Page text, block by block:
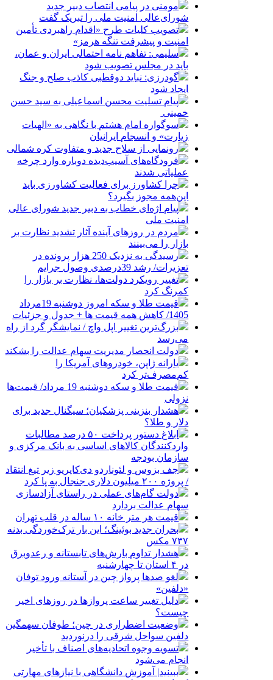
مومنی در پیامی انتصاب دبیر جدید
شورای‌عالی امنیت ملی را تبریک گفت
تصویب کلیات طرح «اقدام راهبردی تأمین
امنیت و پیشرفت تنگه هرمز»
سلیمی: تفاهم نامه احتمالی ایران و عمان،
باید در مجلس تصویب شود
گودرزی: نباید دوقطبی کاذب صلح و جنگ
ایجاد شود
پیام تسلیت محسن اسماعیلی به سید حسن
خمینی
سوگواره امام هشتم با نگاهی به «الهیات
زیارت» و انسجام ایرانیان
رونمایی از سلاح جدید و متفاوت کره شمالی
فرودگاه‌های آسیب‌دیده دوباره وارد چرخه
عملیاتی شدند
چرا کشاورز برای فعالیت کشاورزی باید
این‌همه مجوز بگیرد؟
پیام اژه‌ای خطاب به دبیر جدید شورای عالی
امنیت ملی
مردم در روزهای آینده آثار تشدید نظارت بر
بازار را می‌بینند
رسیدگی به نزدیک 250 هزار پرونده در
تعزیرات/ رشد 39درصدی وصول جرایم
تغییر رویکرد دولت‌ها، نظارت بر بازار را
کمرنگ کرد
قیمت طلا و سکه امروز دوشنبه 19مرداد
1405/ کاهش همه قیمت ها + جدول و جزئیات
بزرگ‌ترین تغییر اپل واچ / نمایشگر گرد از راه
می‌رسد
دولت انحصار مدیریت سهام عدالت را بشکند
یارانه ژاپن، خودروهای آمریکا را
کم‌مصرف‌تر کرد
قیمت طلا و سکه دوشنبه 19 مرداد/ قیمت‌ها
نزولی
هشدار بنزینی پزشکیان؛ سیگنال جدید برای
دلار و طلا؟
ابلاغ دستور پرداخت ۵۰ درصد مطالبات
واردکنندگان کالاهای اساسی به بانک مرکزی و
سازمان بودجه
جف بزوس و لئوناردو دی‌کاپریو زیر تیغ انتقاد
/ پروژه ۲۰۰ میلیون دلاری جنجال به پا کرد
دولت گام‌های عملی در راستای آزادسازی
سهام عدالت بردارد
قیمت هر متر خانه ۱۰ ساله در قلب تهران
بحران جدید بوئینگ؛ این بار ترک‌خوردگی بدنه
۷۳۷ مکس
هشدار تداوم بارش‌های تابستانه و رعدوبرق
در ۴ استان تا چهارشنبه
لغو صدها پرواز چین در آستانه ورود توفان
«دلفین»
دلیل تغییر ساعت پروازها در روزهای اخیر
چیست؟
وضعیت اضطراری در چین؛ طوفان سهمگین
دلفین سواحل شرقی را درنوردید
تسویه وجوه اتحادیه‌های اصناف با تأخیر
انجام می‌شود
ببینید| آموزش دانشگاهی با نیازهای مهارتی